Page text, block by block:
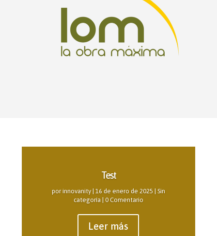
Test
porinnovanity| 16 de enero de 2025
Sin
categoría | 0 Comentario
Leer más